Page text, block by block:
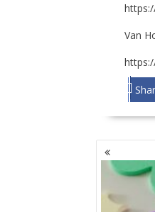
Van
PO
WPISACH